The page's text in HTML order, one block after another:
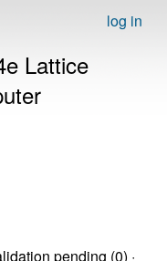
log in
Lattice
pending (0) ·